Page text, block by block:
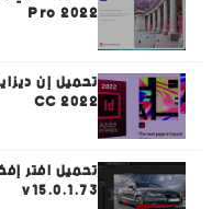
Pro 2022
CC 2022
v15.0.1.73